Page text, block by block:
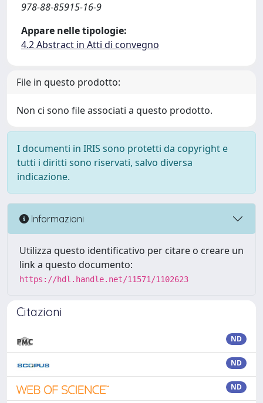
978-88-85915-16-9
Appare nelle tipologie:
4.2 Abstract in Atti di convegno
File in questo prodotto:
Non ci sono file associati a questo prodotto.
I documenti in IRIS sono protetti da copyright e
tutti i diritti sono riservati, salvo diversa
indicazione.
Informazioni
Utilizza questo identificativo per citare o creare un
link a questo documento:
https://hdl.handle.net/11571/1102623
Citazioni
ND
ND
ND